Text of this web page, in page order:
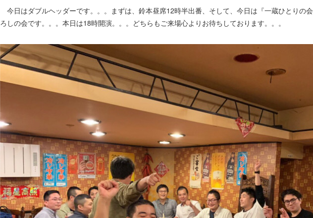
今日はダブルヘッダーです。。。まずは、鈴本昼席12時半出番、そして、今日は『一蔵ひとりの
ろしの会です。。。本日は18時開演。。。どちらもご来場心よりお待ちしております。。。